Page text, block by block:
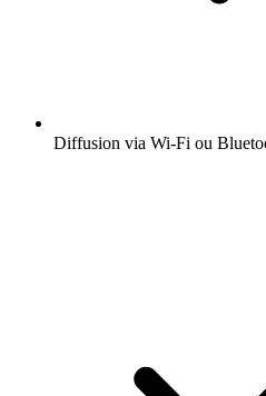
Diffusion via Wi-Fi ou